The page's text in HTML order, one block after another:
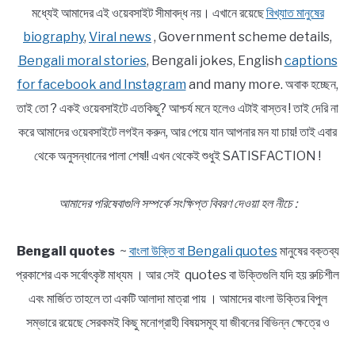
মধ্যেই আমাদের এই ওয়েবসাইট সীমাবদ্ধ নয়। এখানে রয়েছেবিখ্যাত মানুষের
biography, Viral news, Government scheme details,
Bengali moral stories, Bengali jokes, English captions
for facebook and Instagram and many more. অবাক হচ্ছেন,
তাই তো ? একই ওয়েবসাইটে এতকিছু? আশ্চর্য মনে হলেও এটাই বাস্তব ! তাই দেরি না
করে আমাদের ওয়েবসাইটে লগইন করুন, আর পেয়ে যান আপনার মন যা চায়! তাই এবার
থেকে অনুসন্ধানের পালা শেষ!! এখন থেকেই শুধুই SATISFACTION !
আমাদের পরিষেবাগুলি সম্পর্কে সংক্ষিপ্ত বিবরণ দেওয়া হল নীচে :
Bengali quotes~ বাংলা উক্তি বা Bengali quotesমানুষের বক্তব্য
প্রকাশের এক সর্বোৎকৃষ্ট মাধ্যম । আর সেই quotes বা উক্তিগুলি যদি হয় রুচিশীল
এবং মার্জিত তাহলে তা একটি আলাদা মাত্রা পায় । আমাদের বাংলা উক্তির বিপুল
সম্ভারে রয়েছে সেরকমই কিছু মনোগ্রাহী বিষয়সমূহ যা জীবনের বিভিন্ন ক্ষেত্রে ও